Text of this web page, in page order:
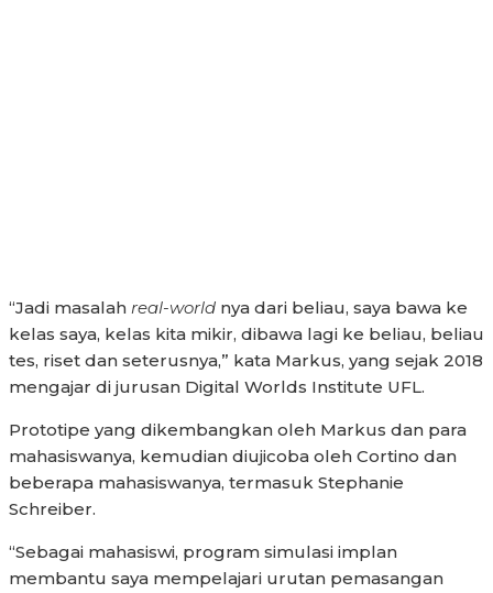
“Jadi masalah real-world nya dari beliau, saya bawa ke
kelas saya, kelas kita mikir, dibawa lagi ke beliau, beliau
tes, riset dan seterusnya,” kata Markus, yang sejak 2018
mengajar di jurusan Digital Worlds Institute UFL.
Prototipe yang dikembangkan oleh Markus dan para
mahasiswanya, kemudian diujicoba oleh Cortino dan
beberapa mahasiswanya, termasuk Stephanie
Schreiber.
“Sebagai mahasiswi, program simulasi implan
membantu saya mempelajari urutan pemasangan